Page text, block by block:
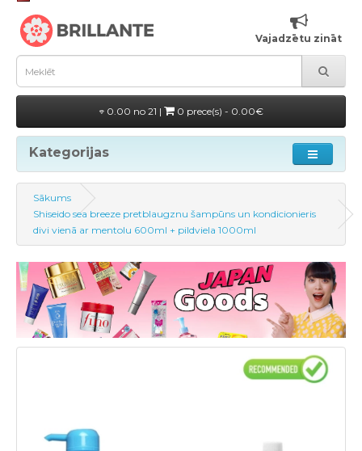
Vajadzētu zināt
0.00 no 21 | 0 prece(s) - 0.00€
Kategorijas
Sākums
Shiseido sea breeze pretblaugznu šampūns un kondicionieris
divi vienā ar mentolu 600ml + pildviela 1000ml